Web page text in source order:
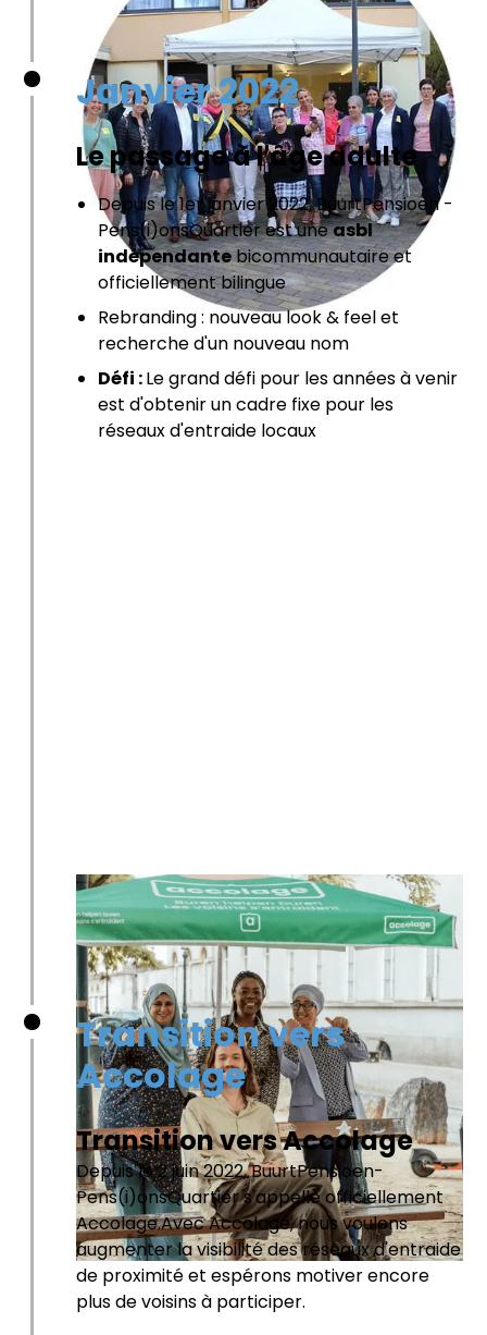
Janvier 2022
Le passage à l'âge adulte
Depuis le 1er janvier 2022, BuurtPensioen -
Pens(i)onsQuartier est uneasbl
indépendantebicommunautaire et
officiellement bilingue
Rebranding : nouveau look & feel et
recherche d'un nouveau nom
Défi :Le grand défi pour les années à venir
est d'obtenir un cadre fixe pour les
réseaux d'entraide locaux
Transition vers
Accolage
Transition vers Accolage
Depuis le 2 juin 2022, BuurtPensioen-
Pens(i)onsQuartier s'appelle officiellement
Accolage.Avec Accolage, nous voulons
augmenter la visibilité des réseaux d'entraide
de proximité et espérons motiver encore
plus de voisins à participer.